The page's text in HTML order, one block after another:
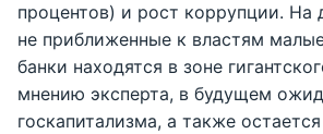
процентов) и рост коррупции. На
не приближенные к властям
банки находятся в зоне
мнению эксперта, в будущем
госкапитализма, а также